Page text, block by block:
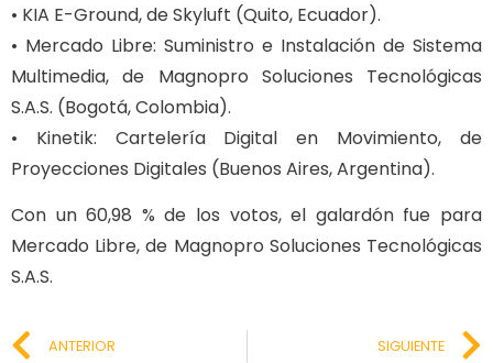
• KIA E-Ground, de Skyluft (Quito, Ecuador).
• Mercado Libre: Suministro e Instalación de Sistema
Multimedia, de Magnopro Soluciones Tecnológicas
S.A.S. (Bogotá, Colombia).
• Kinetik: Cartelería Digital en Movimiento, de
Proyecciones Digitales (Buenos Aires, Argentina).
Con un 60,98 % de los votos, el galardón fue para
Mercado Libre, de Magnopro Soluciones Tecnológicas
S.A.S.
ANTERIOR SIGUIENTE